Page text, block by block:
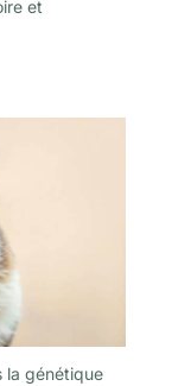
et
la génétique